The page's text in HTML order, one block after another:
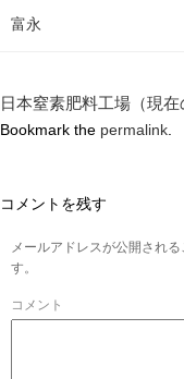
富永
日本窒素肥料工場（現在
Bookmark the permalink
コメントを残す
メールアドレスが公開され
す。
コメント